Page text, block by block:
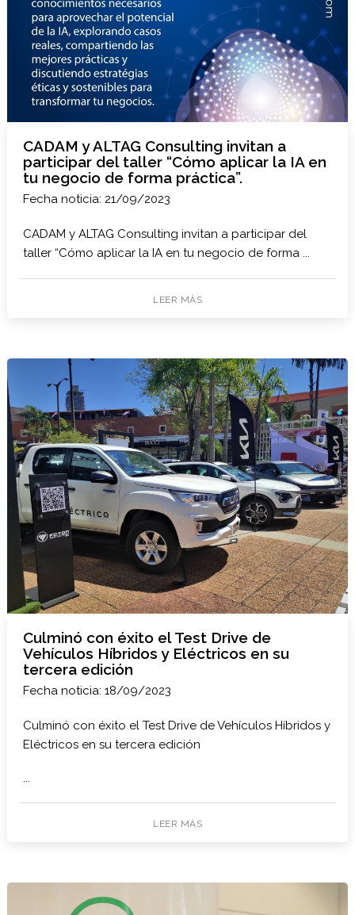
CADAM y ALTAG Consulting invitan a
participar del taller “Cómo aplicar la IA en
tu negocio de forma práctica”.
Fecha noticia: 21/09/2023
CADAM y ALTAG Consulting invitan a participar del
taller “Cómo aplicar la IA en tu negocio de forma ...
LEER MÁS
Culminó con éxito el Test Drive de
Vehículos Híbridos y Eléctricos en su
tercera edición
Fecha noticia: 18/09/2023
Culminó con éxito el Test Drive de Vehículos Híbridos y
Eléctricos en su tercera edición
LEER MÁS